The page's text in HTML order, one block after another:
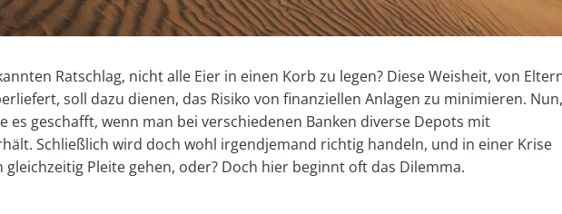
Ratschlag, nicht alle Eier in einen Korb zu legen? Diese Weisheit, von
soll dazu dienen, das Risiko von finanziellen Anlagen zu minimieren. Nun,
es geschafft, wenn man bei verschiedenen Banken diverse Depots mit
Schließlich wird doch wohl irgendjemand richtig handeln, und in einer Krise
Pleite gehen, oder? Doch hier beginnt oft das Dilemma.